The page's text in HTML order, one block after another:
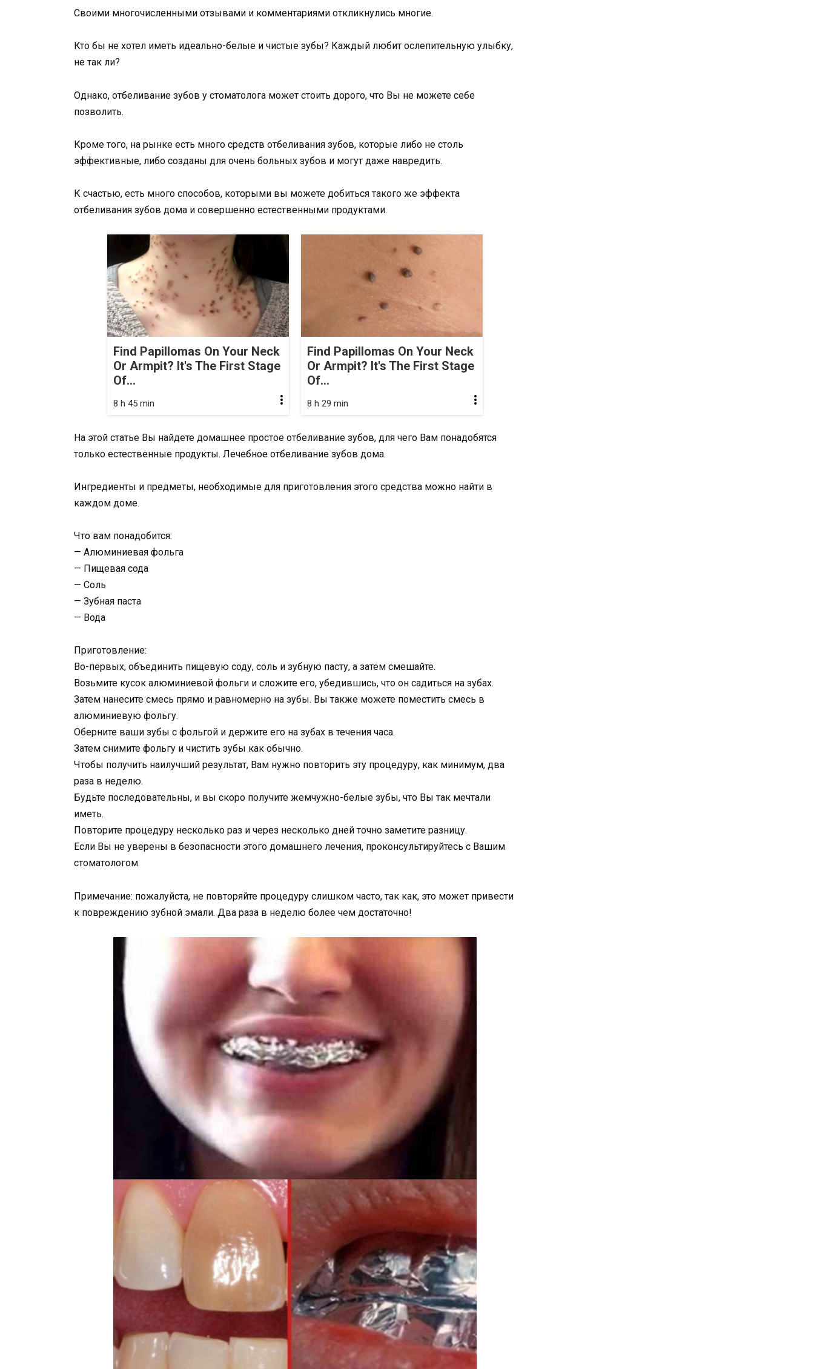
Своими многочисленными отзывами и комментариями откликнулись многие.
Кто бы не хотел иметь идеально-белые и чистые зубы? Каждый любит ослепительную улыбку,
не так ли?
Однако, отбеливание зубов у стоматолога может стоить дорого, что Вы не можете себе
позволить.
Кроме того, на рынке есть много средств отбеливания зубов, которые либо не столь
эффективные, либо созданы для очень больных зубов и могут даже навредить.
К счастью, есть много способов, которыми вы можете добиться такого же эффекта
отбеливания зубов дома и совершенно естественными продуктами.
Find Papillomas On Your Neck
Or Armpit? It's The First Stage
Of...
8 h 45 min
Find Papillomas On Your Neck
Or Armpit? It's The First Stage
Of...
8 h 29 min
На этой статье Вы найдете домашнее простое отбеливание зубов, для чего Вам понадобятся
только естественные продукты. Лечебное отбеливание зубов дома.
Ингредиенты и предметы, необходимые для приготовления этого средства можно найти в
каждом доме.
Что вам понадобится:
— Алюминиевая фольга
— Пищевая сода
— Соль
— Зубная паста
— Вода
Приготовление:
Во-первых, объединить пищевую соду, соль и зубную пасту, а затем смешайте.
Возьмите кусок алюминиевой фольги и сложите его, убедившись, что он садиться на зубах.
Затем нанесите смесь прямо и равномерно на зубы. Вы также можете поместить смесь в
алюминиевую фольгу.
Оберните ваши зубы с фольгой и держите его на зубах в течения часа.
Затем снимите фольгу и чистить зубы как обычно.
Чтобы получить наилучший результат, Вам нужно повторить эту процедуру, как минимум, два
раза в неделю.
Будьте последовательны, и вы скоро получите жемчужно-белые зубы, что Вы так мечтали
иметь.
Повторите процедуру несколько раз и через несколько дней точно заметите разницу.
Если Вы не уверены в безопасности этого домашнего лечения, проконсультируйтесь с Вашим
стоматологом.
Примечание: пожалуйста, не повторяйте процедуру слишком часто, так как, это может привести
к повреждению зубной эмали. Два раза в неделю более чем достаточно!